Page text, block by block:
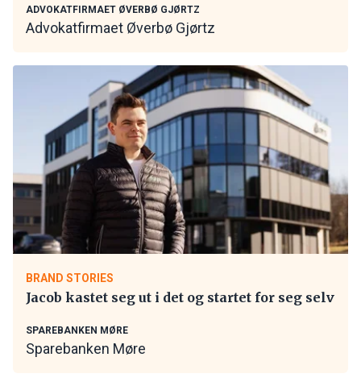
ADVOKATFIRMAET ØVERBØ GJØRTZ
Advokatfirmaet Øverbø Gjørtz
BRAND STORIES
Jacob kastet seg ut i det og startet for seg selv
SPAREBANKEN MØRE
Sparebanken Møre